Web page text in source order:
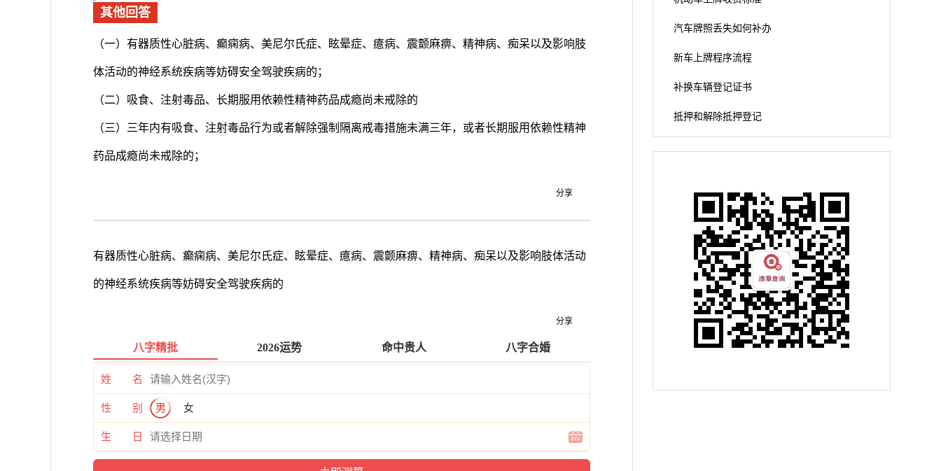
其他回答
（一）有器质性心脏病、癫痫病、美尼尔氏症、眩晕症、癔病、震颤麻痹、精神病、痴呆以及影响肢
体活动的神经系统疾病等妨碍安全驾驶疾病的；
（二）吸食、注射毒品、长期服用依赖性精神药品成瘾尚未戒除的
（三）三年内有吸食、注射毒品行为或者解除强制隔离戒毒措施未满三年，或者长期服用依赖性精神
药品成瘾尚未戒除的；
分享
有器质性心脏病、癫痫病、美尼尔氏症、眩晕症、癔病、震颤麻痹、精神病、痴呆以及影响肢体活动
的神经系统疾病等妨碍安全驾驶疾病的
分享
八字精批 2026运势 命中贵人 八字合婚
姓 名
性 别 男 女
生 日
汽车牌照丢失如何补办
新车上牌程序流程
补换车辆登记证书
抵押和解除抵押登记